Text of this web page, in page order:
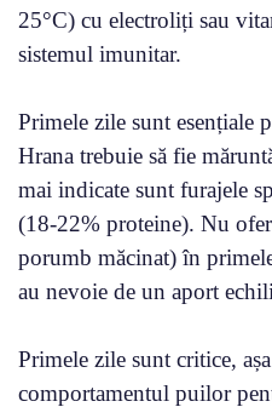
25°C) cu electroliți sau
sistemul imunitar.
Primele zile sunt esențiale
Hrana trebuie să fie
mai indicate sunt furajele
(18-22% proteine). Nu
porumb măcinat) în
au nevoie de un aport
Primele zile sunt critice,
comportamentul puilor